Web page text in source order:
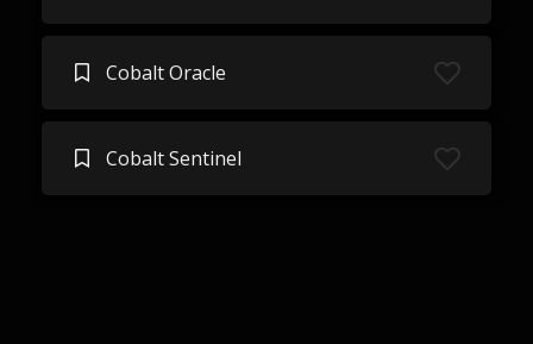
Cobalt Oracle
Cobalt Sentinel